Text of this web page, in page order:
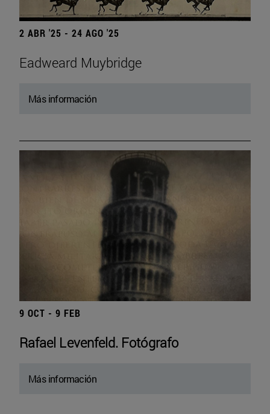
2 ABR '25 - 24 AGO '25
Eadweard Muybridge
Más información
9 OCT - 9 FEB
Rafael Levenfeld. Fotógrafo
Más información